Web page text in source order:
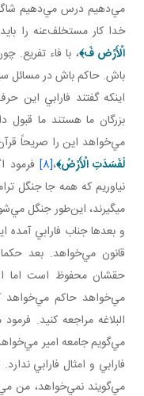
مي‌دهيم درس مي‌دهيم
خدا کار مستخلف‌عنه را
الْأَرْض فَ﴾، با فاء
باش. حاکم باش در مسائل
اينکه گفتند فارابي اين
بزرگان ما هستند ما قبول
مي‌خواهد اين را صريحاً
لَفَسَدَتِ الْأَرْضُ﴾،[8]
فرمود
نياوريم که همه جا جنگل
می­گيرند، اين‌طور جنگل
و بعدها جناب فارابي
قانون مي‌خواهد. بعد حکما
حقشان محفوظ است اما
مي‌خواهد حاکم مي‌خواهد
البلاغه مراجعه کنيد.
مي‌گويم جامعه امير
فارابي و امثال فارابي
مي‌گويند نمي‌خواهد، من